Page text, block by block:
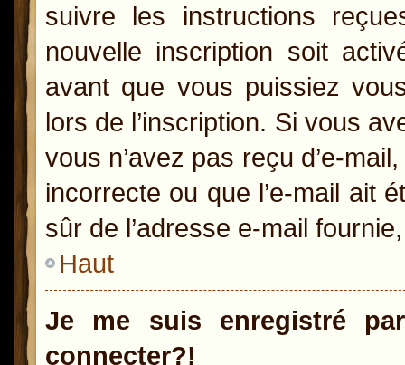
suivre les instructions
nouvelle inscription soit
avant que vous puissiez
lors de l’inscription. Si vous
vous n’avez pas reçu d’e-
incorrecte ou que l’e-mail ait
sûr de l’adresse e-mail
Haut
Je me suis enregistré
connecter?!